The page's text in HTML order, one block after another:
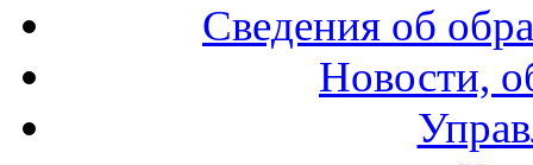
Сведения об
Новости,